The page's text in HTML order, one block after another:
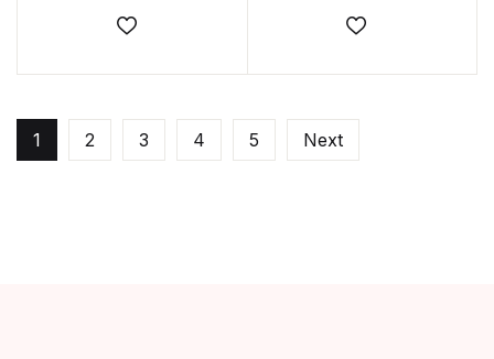
Añadir a la lista de deseosAñadir a la
1 2 3 4 5 Next